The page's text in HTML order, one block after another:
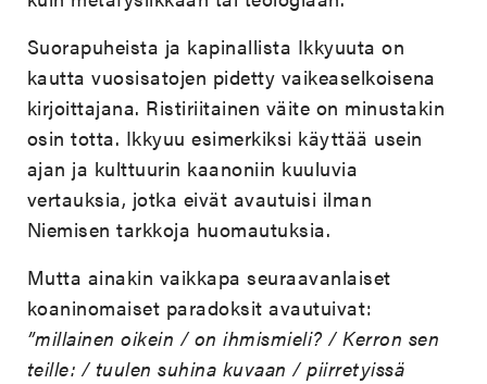
Suorapuheista ja kapinallista Ikkyuuta on
kautta vuosisatojen pidetty vaikeaselkoisena
kirjoittajana. Ristiriitainen väite on minustakin
osin totta. Ikkyuu esimerkiksi käyttää usein
ajan ja kulttuurin kaanoniin kuuluvia
vertauksia, jotka eivät avautuisi ilman
Niemisen tarkkoja huomautuksia.
Mutta ainakin vaikkapa seuraavanlaiset
koaninomaiset paradoksit avautuivat:
”millainen oikein / on ihmismieli? / Kerron sen
teille: / tuulen suhina kuvaan / piirretyissä